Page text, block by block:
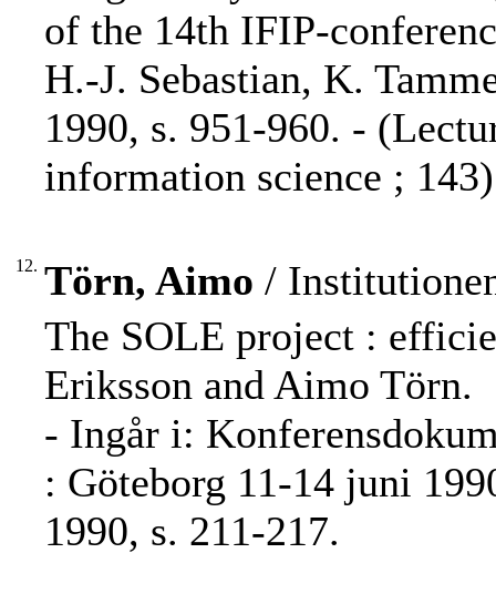
of the 14th IFIP-
H.-J. Sebastian, K.
1990, s. 951-960. -
information science ;
12. Törn, Aimo /
The SOLE project :
Eriksson and Aimo Törn.
- Ingår i:
: Göteborg 11-14 juni
1990, s. 211-217.